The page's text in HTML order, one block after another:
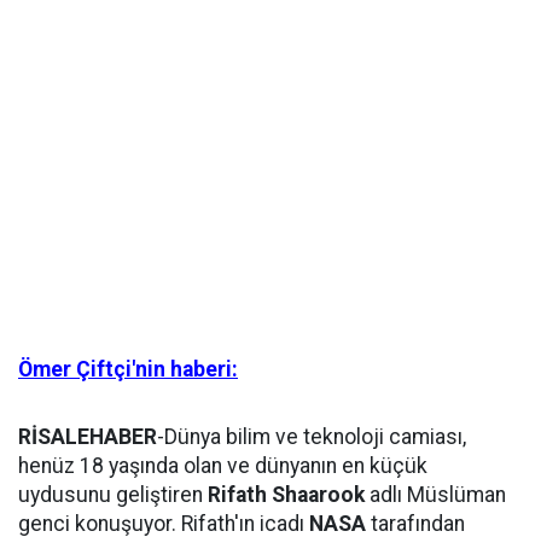
Ömer Çiftçi'nin haberi:
RİSALEHABER-Dünya bilim ve teknoloji camiası,
henüz 18 yaşında olan ve dünyanın en küçük
uydusunu geliştiren Rifath Shaarookadlı Müslüman
genci konuşuyor. Rifath'ın icadı NASA tarafından